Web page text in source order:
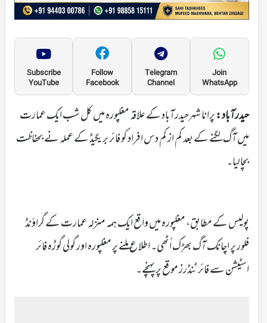
Join
WhatsApp
Telegram
Channel
Follow
Facebook
Subscribe
YouTube
حیدرآباد:پرانا شہرحیدرآباد کے علاقہ مغلپورہ میں کل شب ایک عمارت
میں آگ لگنے کے بعد کم از کم دس افراد کو فائر بریگیڈ کے عملہ نے بحفاظت
بچالیا۔
پولیس کے مطابق، مغلپورہ میں واقع ایک ہمہ منزلہ عمارت کے گراؤنڈ
فلور پر اچانک آگ بھڑک اُٹھی۔ اطلاع ملنے پر مغلپورہ اور گولی گوڑہ فائر
اسٹیشن سے فائر ٹنڈرز موقع پر پہنچے۔